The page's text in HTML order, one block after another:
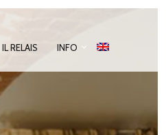
IL RELAIS INFO